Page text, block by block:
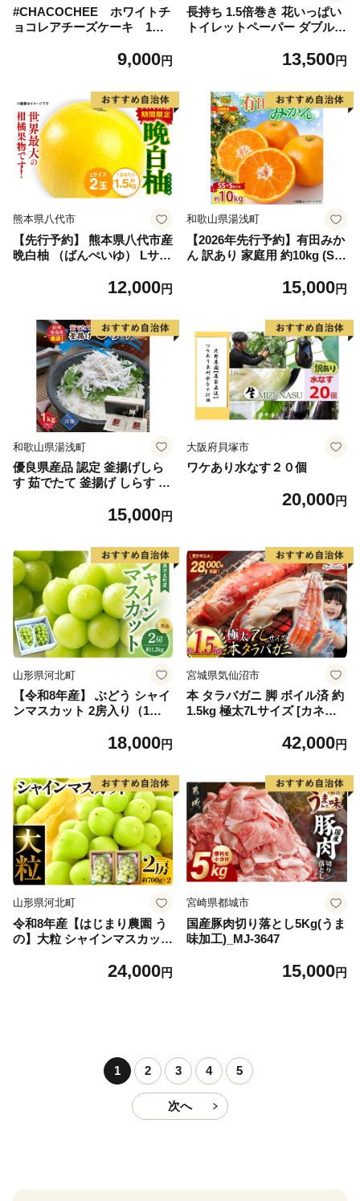
#CHACOCHEE ホワイトチ
ョコレアチーズケーキ 1ホ
海町,チーズ,ちーず,チーズケ
9,000円
長持ち 1.5倍巻き 花いっぱい
トイレットペーパー ダブル 4
プリント ハーブ 香り付き 日
品 備蓄 送料無料 北海道 倶知
安町 日用品
13,500円
熊本県八代市
【先行予約】 熊本県八代市産
晩白柚 （ばんぺいゆ） Lサイ
もの フルーツ おやつ 特産 熊
12,000円
和歌山県湯浅町
【2026年先行予約】有田みか
ん 訳あり 家庭用 約10kg (S
ん フルーツ 柑橘 果物 果実
6098
15,000円
和歌山県湯浅町
優良県産品 認定 釜揚げしら
す 茹でたて 釜揚げ しらす 無
国産 海の幸 海鮮 魚介 紀州湯
無料_C6035n
15,000円
大阪府貝塚市
ワケあり水なす２０個
20,000円
山形県河北町
【令和8年産】 ぶどう シャイ
ンマスカット 2房入り（1房6
産【山形eLab】 ka074-023-r
18,000円
宮城県気仙沼市
本 タラバガニ 脚 ボイル済 約
1.5kg 極太7Lサイズ [カネダ
6] カニ かに 蟹 たらばがに た
42,000円
山形県河北町
令和8年産【はじまり農園 う
の】大粒 シャインマスカット
河北町産 【河北町観光物産協
24,000円
宮崎県都城市
国産豚肉切り落とし5Kg(うま
味加工)_MJ-3647
15,000円
1 2 3 4 5
次へ